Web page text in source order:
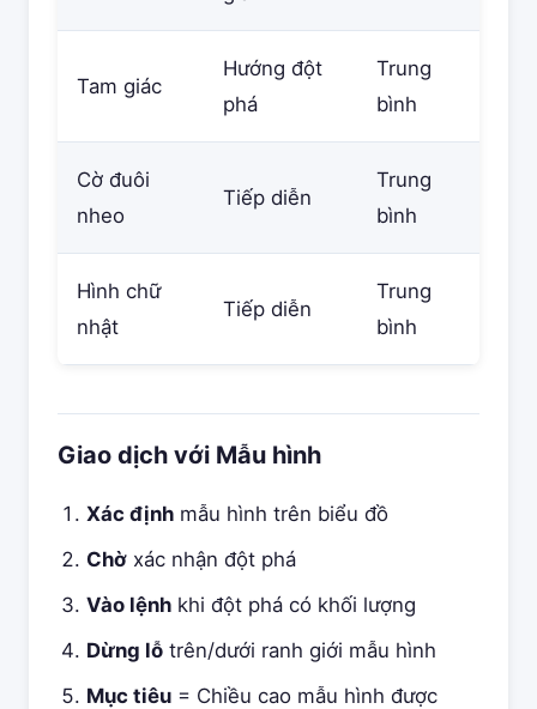
Tam giác
Hướng đột
phá
Trung
bình
Cờ đuôi
nheo
Tiếp diễn
Trung
bình
Hình chữ
nhật
Tiếp diễn
Trung
bình
Giao dịch với Mẫu hình
Xác định mẫu hình trên biểu đồ
Chờ xác nhận đột phá
Vào lệnh khi đột phá có khối lượng
Dừng lỗ trên/dưới ranh giới mẫu hình
Mục tiêu = Chiều cao mẫu hình được